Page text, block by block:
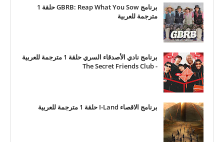
برنامج GBRB: Reap What You Sow حلقة 1
مترجمة للعربية
برنامج نادي الأصدقاء السري حلقة 1 مترجمة للعربية
- The Secret Friends Club
برنامج الاقصاء I-Land حلقة 1 مترجمة للعربية